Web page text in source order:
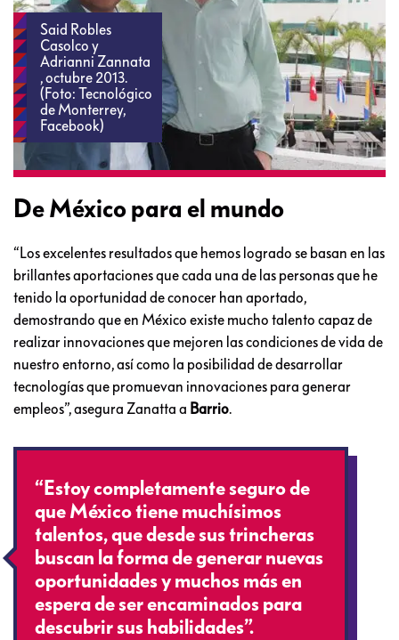
Said Robles
Casolco y
Adrianni Zannata
, octubre 2013.
(Foto: Tecnológico
de Monterrey,
Facebook)
De México para el mundo
“Los excelentes resultados que hemos logrado se basan en las
brillantes aportaciones que cada una de las personas que he
tenido la oportunidad de conocer han aportado,
demostrando que en México existe mucho talento capaz de
realizar innovaciones que mejoren las condiciones de vida de
nuestro entorno, así como la posibilidad de desarrollar
tecnologías que promuevan innovaciones para generar
empleos”, asegura Zanatta a Barrio.
“Estoy completamente seguro de
que México tiene muchísimos
talentos, que desde sus trincheras
buscan la forma de generar nuevas
oportunidades y muchos más en
espera de ser encaminados para
descubrir sus habilidades”.